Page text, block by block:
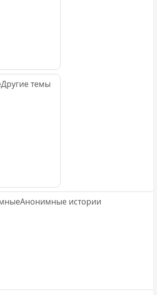
Другие темы
Анонимные истории